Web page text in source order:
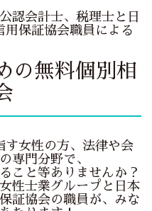
認会計士、税理士と日
保証協会職員による
の無料個別相
す女性の方、法律や会
専門分野で、
こと等ありませんか？
性士業グループと日本
証協会の職員が、みな